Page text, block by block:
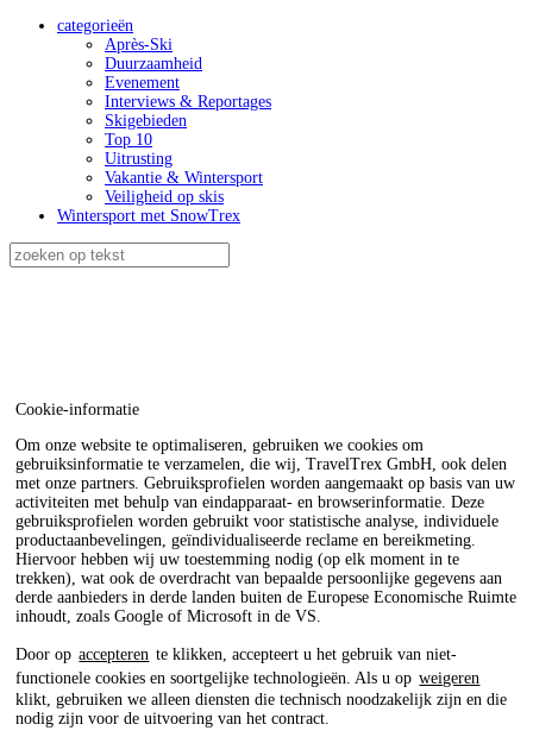
Cookie-informatie
Om onze website te optimaliseren, gebruiken we cookies om
gebruiksinformatie te verzamelen, die wij, TravelTrex GmbH, ook delen
met onze partners. Gebruiksprofielen worden aangemaakt op basis van uw
activiteiten met behulp van eindapparaat- en browserinformatie. Deze
gebruiksprofielen worden gebruikt voor statistische analyse, individuele
productaanbevelingen, geïndividualiseerde reclame en bereikmeting.
Hiervoor hebben wij uw toestemming nodig (op elk moment in te
trekken), wat ook de overdracht van bepaalde persoonlijke gegevens aan
derde aanbieders in derde landen buiten de Europese Economische Ruimte
inhoudt, zoals Google of Microsoft in de VS.
Door op accepteren te klikken, accepteert u het gebruik van niet-
functionele cookies en soortgelijke technologieën. Als u op weigeren
klikt, gebruiken we alleen diensten die technisch noodzakelijk zijn en die
nodig zijn voor de uitvoering van het contract.
categorieën
Après-Ski
Duurzaamheid
Evenement
Interviews & Reportages
Skigebieden
Top 10
Uitrusting
Vakantie & Wintersport
Veiligheid op skis
Wintersport met SnowTrex